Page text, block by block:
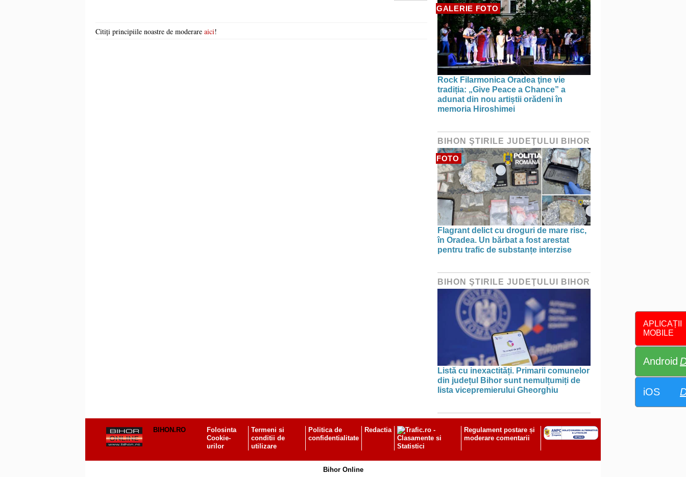
APLICAȚII
MOBILE
Android
iOS
Citiți principiile noastre de moderare aici!
GALERIE FOTO
Rock Filarmonica Oradea ţine vie
tradiția: „Give Peace a Chance” a
adunat din nou artiștii orădeni în
memoria Hiroshimei
BIHON ŞTIRILE JUDEŢULUI BIHOR
FOTO
Flagrant delict cu droguri de mare risc,
în Oradea. Un bărbat a fost arestat
pentru trafic de substanțe interzise
BIHON ŞTIRILE JUDEŢULUI BIHOR
Listă cu inexactități. Primarii comunelor
din județul Bihor sunt nemulțumiți de
lista vicepremierului Gheorghiu
BIHON.RO
Folosinta
Cookie-
urilor
Termeni si
conditii de
utilizare
Politica de
confidentialitate
Redactia
Regulament postare și
moderare comentarii
Bihor Online